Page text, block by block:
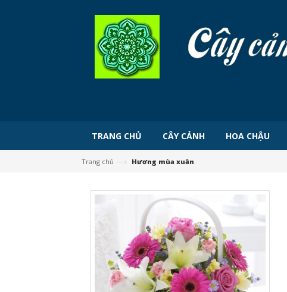
TRANG CHỦ CÂY CẢNH HOA CHẬU
Trang chủ —› Hương mùa xuân